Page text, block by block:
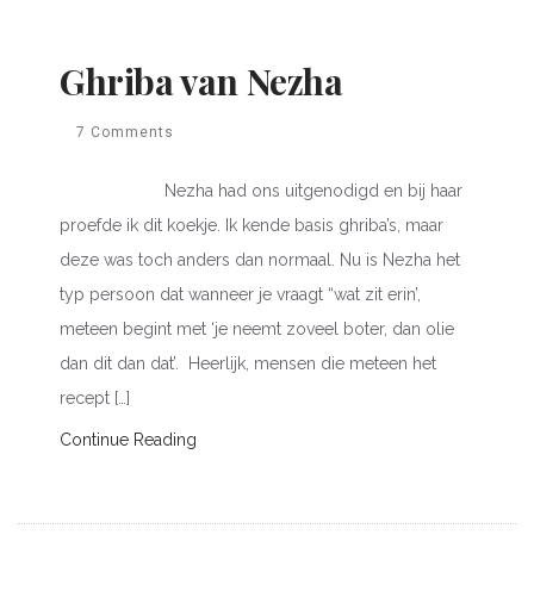
Ghriba van Nezha
7 Comments
Nezha had ons uitgenodigd en bij haar
proefde ik dit koekje. Ik kende basis ghriba’s, maar
deze was toch anders dan normaal. Nu is Nezha het
typ persoon dat wanneer je vraagt “wat zit erin’,
meteen begint met ‘je neemt zoveel boter, dan olie
dan dit dan dat’. Heerlijk, mensen die meteen het
recept […]
Continue Reading